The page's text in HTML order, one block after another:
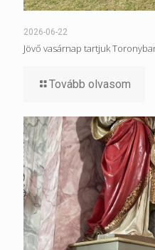
2026-06-22
Jövő vasárnap tartjuk
Tovább olvasom